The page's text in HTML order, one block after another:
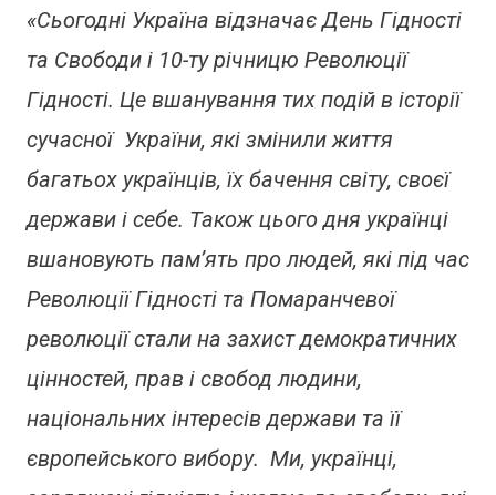
«Сьогодні Україна відзначає День Гідності
та Свободи і 10-ту річницю Революції
Гідності. Це вшанування тих подій в історії
сучасної України, які змінили життя
багатьох українців, їх бачення світу, своєї
держави і себе. Також цього дня українці
вшановують пам’ять про людей, які під час
Революції Гідності та Помаранчевої
революції стали на захист демократичних
цінностей, прав і свобод людини,
національних інтересів держави та її
європейського вибору. Ми, українці,